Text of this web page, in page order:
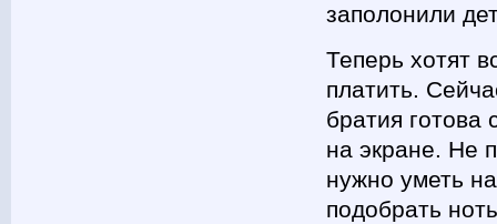
заполонили
Теперь хотят
платить.
братия готова
на экране. Не
нужно уметь
подобрать